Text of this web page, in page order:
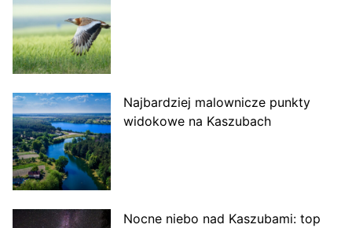
Najbardziej malownicze punkty
widokowe na Kaszubach
Nocne niebo nad Kaszubami: top